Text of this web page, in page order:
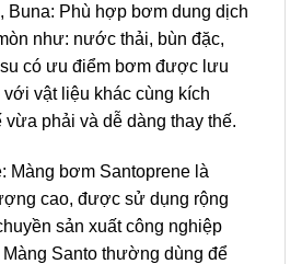
Buna: Phù hợp bơm dung dịch
như: nước thải, bùn đặc,
có ưu điểm bơm được lưu
vật liệu khác cùng kích
phải và dễ dàng thay thế.
Màng bơm Santoprene là
cao, được sử dụng rộng
sản xuất công nghiệp
Màng Santo thường dùng để